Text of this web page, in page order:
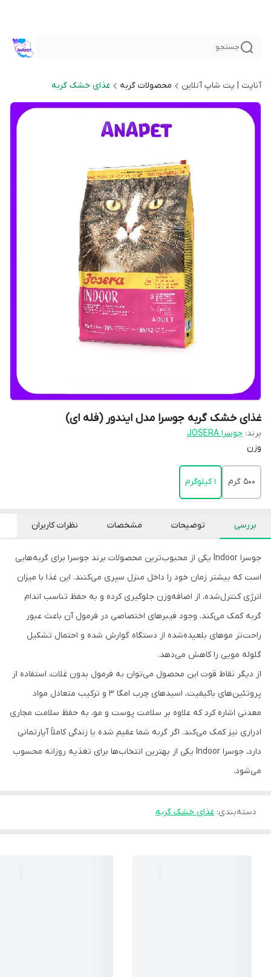
جستجو
آناپت | پت شاپ آنلاین محصولات گربه غذای خشک گربه
غذای خشک گربه جوسرا مدل ایندور (فله ای)
برند: جوسرا JOSERA
وزن
500 گرم 1 کیلوگرم
بررسی توضیحات مشخصات نظرات کاربران
جوسرا Indoor یکی از محبوب‌ترین محصولات برند جوسرا برای گربه‌هایی
است که بیشتر زمان خود را داخل منزل سپری می‌کنند. این غذا با میزان
انرژی کنترل‌شده، از اضافه‌وزن جلوگیری کرده و به حفظ تناسب اندام
گربه کمک می‌کند. وجود فیبرهای اختصاصی در فرمول آن باعث عبور
راحت‌تر موهای بلعیده‌شده از دستگاه گوارش شده و احتمال تشکیل
گلوله مویی را کاهش می‌دهد.
از دیگر نقاط قوت این محصول می‌توان به فرمول بدون غلات، استفاده از
پروتئین‌های باکیفیت، اسیدهای چرب امگا ۳ و ترکیب متعادل مواد
معدنی اشاره کرد که علاوه بر سلامت پوست و مو، به حفظ سلامت مجاری
ادراری نیز کمک می‌کند. اگر گربه شما عقیم شده یا زندگی کاملاً آپارتمانی
دارد، جوسرا Indoor یکی از بهترین انتخاب‌ها برای تغذیه روزانه محسوب
می‌شود.
دسته‌بندی: غذای خشک گربه